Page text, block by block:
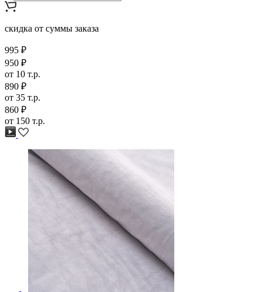
скидка от суммы заказа
995 ₽
950 ₽
от 10 т.р.
890 ₽
от 35 т.р.
860 ₽
от 150 т.р.